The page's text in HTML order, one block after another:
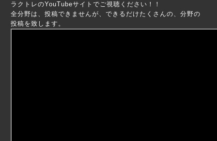
ラクトレのYouTubeサイトでご視聴ください！！
全分野は、投稿できませんが、できるだけたくさんの、分野の
投稿を致します。